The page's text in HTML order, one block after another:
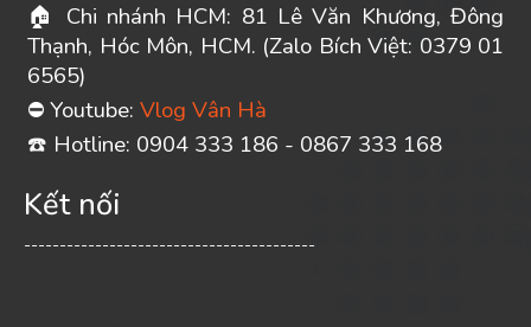
🏠
Chi nhánh HCM: 81 Lê Văn Khương, Đông
Thạnh, Hóc Môn, HCM. (Zalo Bích Việt: 0379 01
6565)
⛔ Youtube: Vlog Vân Hà
☎ ️ Hotline: 0904 333 186 - 0867 333 168
Kết nối
-----------------------------------------